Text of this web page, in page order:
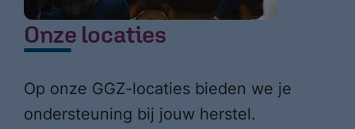
Onze locaties
Op onze GGZ-locaties bieden we je
ondersteuning bij jouw herstel.